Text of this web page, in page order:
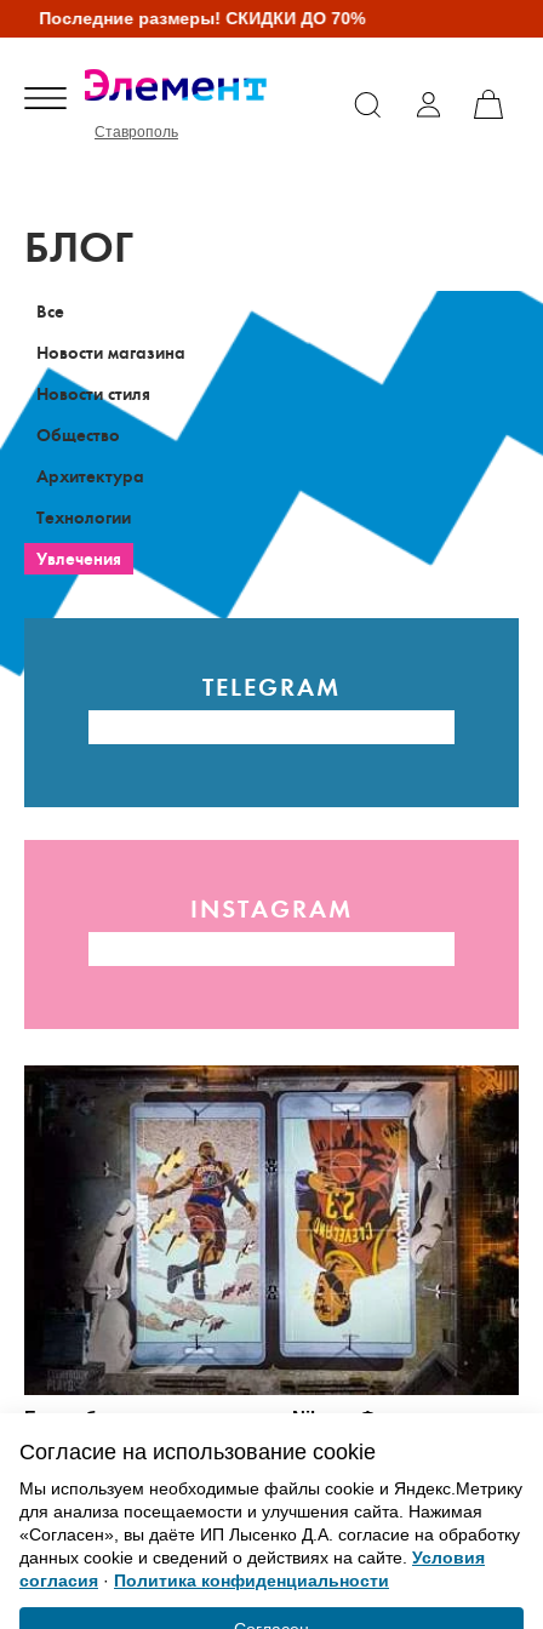
Последние размеры! СКИДКИ ДО 70%
Ставрополь
БЛОГ
Все
Новости магазина
Новости стиля
Общество
Архитектура
Технологии
Увлечения
TELEGRAM
INSTAGRAM
Баскетбольные площадки от Nike на Филиппинах
Согласие на использование cookie
Мы используем необходимые файлы cookie и Яндекс.Метрику
для анализа посещаемости и улучшения сайта. Нажимая
«Согласен», вы даёте ИП Лысенко Д.А. согласие на обработку
данных cookie и сведений о действиях на сайте. Условия
согласия · Политика конфиденциальности